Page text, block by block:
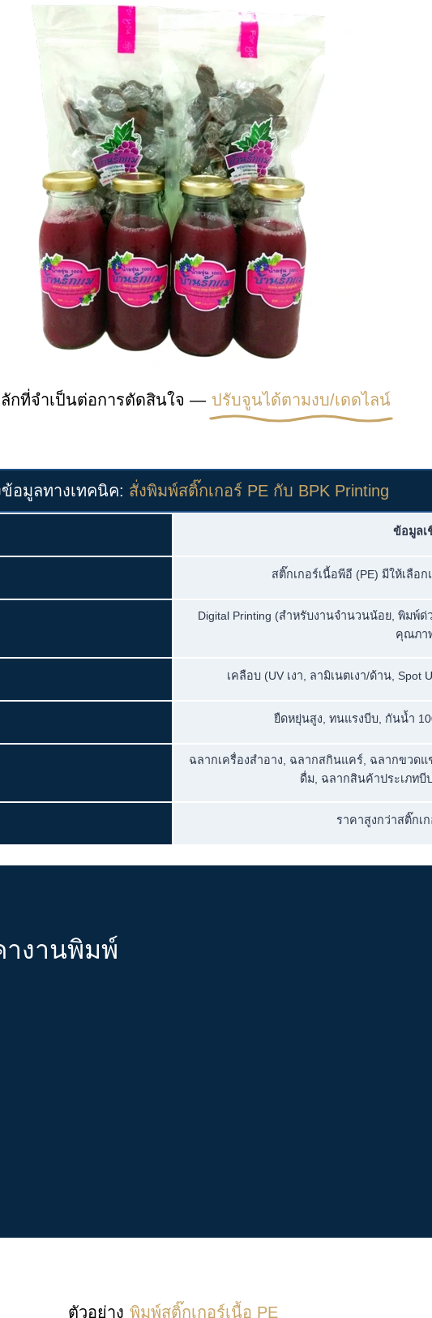
ลักที่จำเป็นต่อการตัดสินใจ — ปรับจูนได้ตามงบ/เดดไลน์
ข้อมูลทางเทคนิค: สั่งพิมพ์สติ๊กเกอร์ PE กับ BPK Printing
ข้อมูลเ
สติ๊กเกอร์เนื้อพีอี (PE) มีให้เลือ
Digital Printing (สำหรับงานจำนวนน้อย, พิมพ์
คุณภา
เคลือบ (UV เงา, ลามิเนตเงา/ด้าน,
ยืดหยุ่นสูง, ทนแรงบีบ, กันน้ำ
ฉลากเครื่องสำอาง, ฉลากสกินแคร์, ฉลากขวด
ดื่ม, ฉลากสินค้าประเภท
ราคาสูงกว่าสติ๊กเ
งานพิมพ์
ตัวอย่าง พิมพ์สติ๊กเกอร์เนื้อ PE